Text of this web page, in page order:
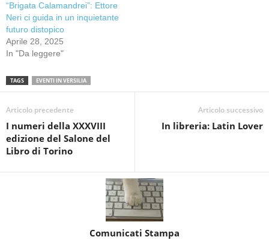
“Brigata Calamandrei”: Ettore
Neri ci guida in un inquietante
futuro distopico
Aprile 28, 2025
In "Da leggere"
TAGS EVENTI IN VERSILIA
Articolo precedente
I numeri della XXXVIII
edizione del Salone del
Libro di Torino
Articolo successivo
In libreria: Latin Lover
Comunicati Stampa